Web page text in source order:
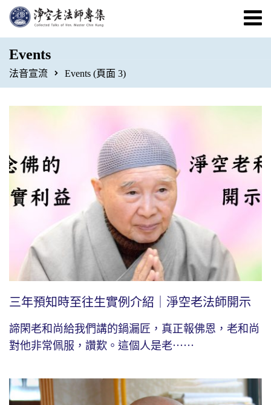
Events
法音宣流 Events (頁面 3)
三年預知時至往生實例介紹｜淨空老法師開示
諦閑老和尚給我們講的鍋漏匠，真正報佛恩，老和尚
對他非常佩服，讚歎。這個人是老⋯⋯